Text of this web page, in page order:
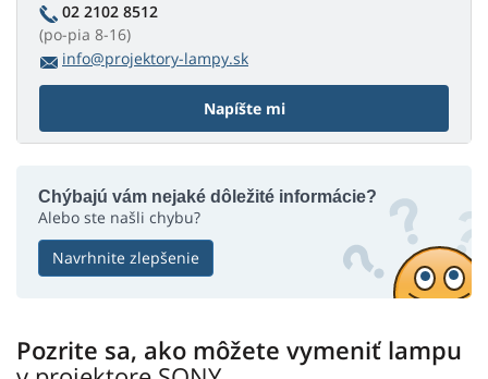
02 2102 8512
(po-pia 8-16)
info@projektory-lampy.sk
Napíšte mi
Chýbajú vám nejaké dôležité informácie?
Alebo ste našli chybu?
Navrhnite zlepšenie
Pozrite sa, ako môžete vymeniť lampu